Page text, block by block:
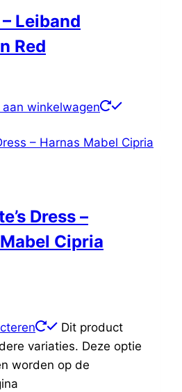
Leiband
Red
winkelwagen
Dress –
Cipria
Dit product
variaties. Deze optie
worden op de